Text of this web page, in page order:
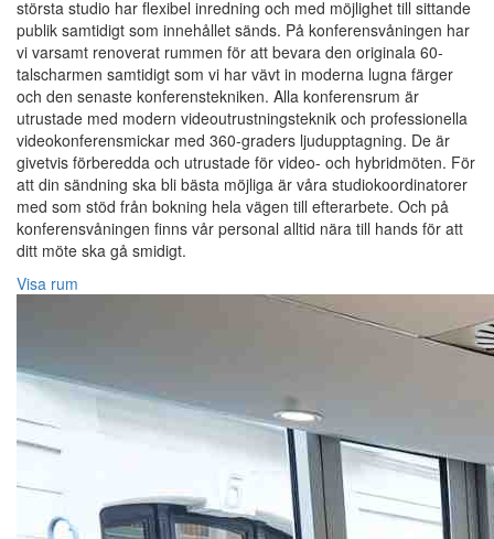
största studio har flexibel inredning och med möjlighet till sittande
publik samtidigt som innehållet sänds. På konferensvåningen har
vi varsamt renoverat rummen för att bevara den originala 60-
talscharmen samtidigt som vi har vävt in moderna lugna färger
och den senaste konferenstekniken. Alla konferensrum är
utrustade med modern videoutrustningsteknik och professionella
videokonferensmickar med 360-graders ljudupptagning. De är
givetvis förberedda och utrustade för video- och hybridmöten. För
att din sändning ska bli bästa möjliga är våra studiokoordinatorer
med som stöd från bokning hela vägen till efterarbete. Och på
konferensvåningen finns vår personal alltid nära till hands för att
ditt möte ska gå smidigt.
Visa rum